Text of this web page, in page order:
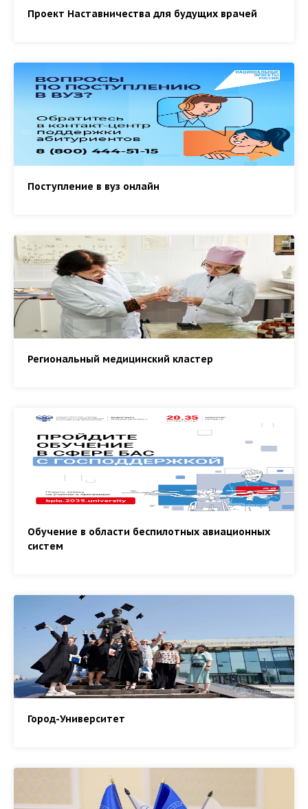
Проект Наставничества для будущих врачей
Поступление в вуз онлайн
Региональный медицинский кластер
Обучение в области беспилотных авиационных
систем
Город-Университет